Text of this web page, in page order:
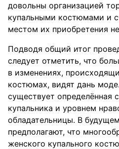
довольны организацией
купальными костюмами и
местом их приобретения
Подводя общий итог
следует отметить, что
в изменениях,
костюмах, видят дань
существует определённая
купальника и уровнем
обладательницы. В
предполагают, что
женского купального